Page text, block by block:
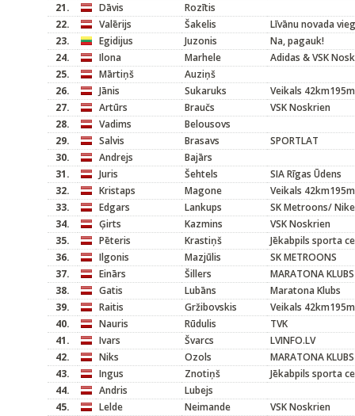
21.
Dāvis
Rozītis
22.
Valērijs Šakelis
Līvānu novada
23.
Egidijus Juzonis
Na, pagauk!
24.
Ilona Marhele
Adidas & VSK
25.
Mārtiņš
Auziņš
26.
Jānis Sukaruks
Veikals 42km195m
27.
Artūrs Braučs
VSK Noskrien
28.
Vadims
Belousovs
29.
Salvis Brasavs
SPORTLAT
30.
Andrejs
Bajārs
31.
Juris Šehtels
SIA Rīgas Ūdens
32.
Kristaps Magone
Veikals 42km195m
33.
Edgars Lankups
SK Metroons/ Nike
34.
Ģirts Kazmins
VSK Noskrien
35.
Pēteris Krastiņš
Jēkabpils sporta
36.
Ilgonis Mazjūlis
SK METROONS
37.
Einārs Šillers
MARATONA KLUBS
38.
Gatis Lubāns
Maratona Klubs
39.
Raitis Gržibovskis
Veikals 42km195m
40.
Nauris Rūdulis
TVK
41.
Ivars Švarcs
LVINFO.LV
42.
Niks Ozols
MARATONA KLUBS
43.
Ingus Znotiņš
Jēkabpils sporta
44.
Andris
Lubejs
45.
Lelde Neimande
VSK Noskrien